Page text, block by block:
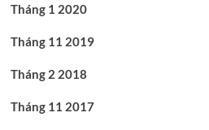
Tháng 1 2020
Tháng 11 2019
Tháng 2 2018
Tháng 11 2017